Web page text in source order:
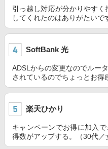
引っ越し対応が分かりやす
してくれたのはありがたいで
SoftBank 光
ADSLからの変更なのでルー
されているのでちょっとお得
楽天ひかり
キャンペーンでお得に加入
得数がアップする。（30代／